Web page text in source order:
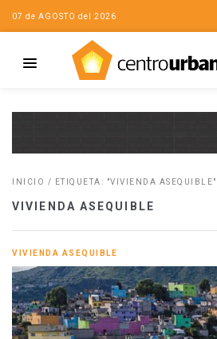
07 de AGOSTO del 2026
INICIO / ETIQUETA: "VIVIENDA ASEQUIBLE"
VIVIENDA ASEQUIBLE
VIVIENDA ASEQUIBLE